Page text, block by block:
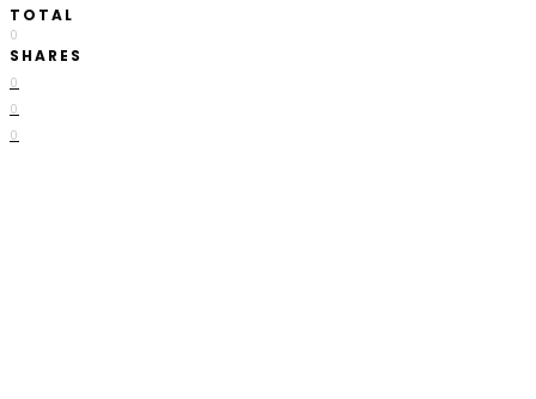
TOTAL
0
SHARES
0
0
0